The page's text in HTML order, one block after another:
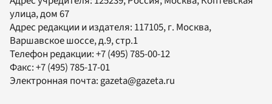
улица, дом 67
Адрес редакции и издателя: 117105, г. Москва,
Варшавское шоссе, д.9, стр.1
Телефон редакции:+7 (495) 785-00-12
Факс:+7 (495) 785-17-01
Электронная почта:gazeta@gazeta.ru